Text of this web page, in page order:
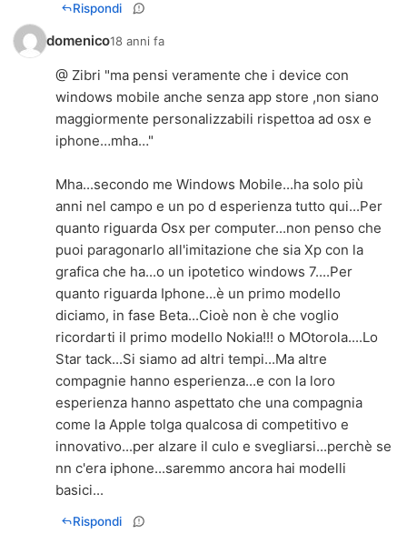
Rispondi
domenico18 anni fa
@ Zibri "ma pensi veramente che i device con
windows mobile anche senza app store ,non siano
maggiormente personalizzabili rispettoa ad osx e
iphone…mha…"
Mha...secondo me Windows Mobile...ha solo più
anni nel campo e un po d esperienza tutto qui...Per
quanto riguarda Osx per computer...non penso che
puoi paragonarlo all'imitazione che sia Xp con la
grafica che ha...o un ipotetico windows 7....Per
quanto riguarda Iphone...è un primo modello
diciamo, in fase Beta...Cioè non è che voglio
ricordarti il primo modello Nokia!!! o MOtorola....Lo
Star tack...Si siamo ad altri tempi...Ma altre
compagnie hanno esperienza...e con la loro
esperienza hanno aspettato che una compagnia
come la Apple tolga qualcosa di competitivo e
innovativo...per alzare il culo e svegliarsi...perchè se
nn c'era iphone...saremmo ancora hai modelli
basici...
Rispondi